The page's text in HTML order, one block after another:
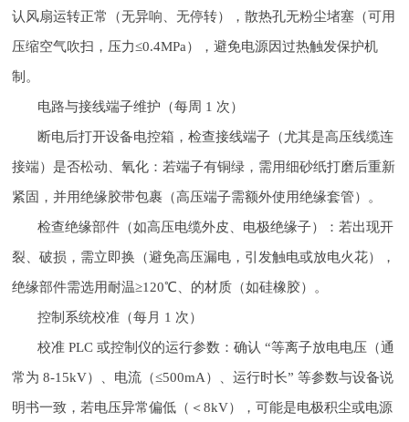
认风扇运转正常（无异响、无停转），散热孔无粉尘堵塞（可用
压缩空气吹扫，压力≤0.4MPa），避免电源因过热触发保护机
制。
电路与接线端子维护（每周 1 次）
断电后打开设备电控箱，检查接线端子（尤其是高压线缆连
接端）是否松动、氧化：若端子有铜绿，需用细砂纸打磨后重新
紧固，并用绝缘胶带包裹（高压端子需额外使用绝缘套管）。
检查绝缘部件（如高压电缆外皮、电极绝缘子）：若出现开
裂、破损，需立即换（避免高压漏电，引发触电或放电火花），
绝缘部件需选用耐温≥120℃、的材质（如硅橡胶）。
控制系统校准（每月 1 次）
校准 PLC 或控制仪的运行参数：确认 “等离子放电电压（通
常为 8-15kV）、电流（≤500mA）、运行时长” 等参数与设备说
明书一致，若电压异常偏低（＜8kV），可能是电极积尘或电源